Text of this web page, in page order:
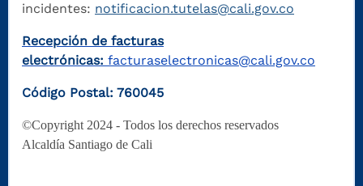
incidentes: notificacion.tutelas@cali.gov.co
Recepción de facturas
electrónicas: facturaselectronicas@cali.gov.co
Código Postal: 760045
©Copyright 2024 - Todos los derechos reservados
Alcaldía Santiago de Cali